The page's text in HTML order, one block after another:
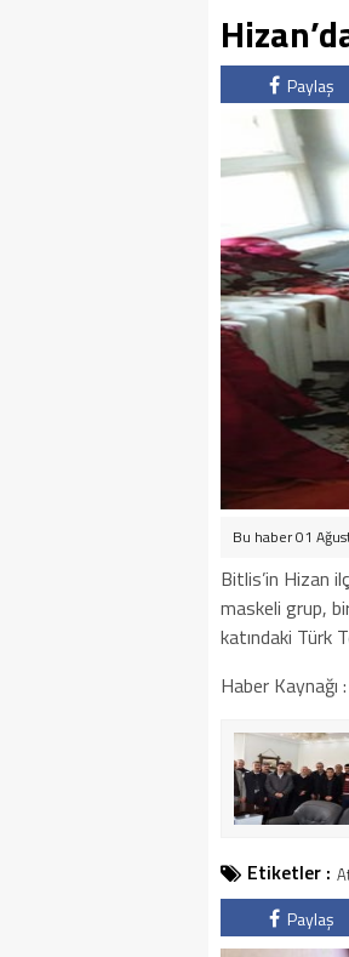
Paylaş
Bu haber 01
Bitlis’in Hizan
maskeli grup,
katındaki Türk
Haber
Etiketler :
Paylaş